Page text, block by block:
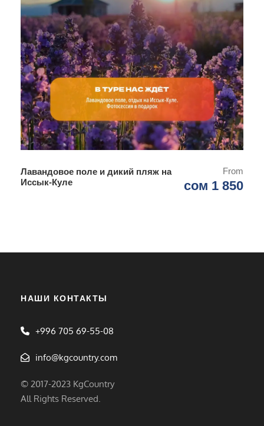
Лавандовое поле и дикий пляж на
Иссык-Куле
From
сом 1 850
НАШИ КОНТАКТЫ
+996 705 69-55-08
info@kgcountry.com
© 2017-2023 KgCountry
All Rights Reserved.